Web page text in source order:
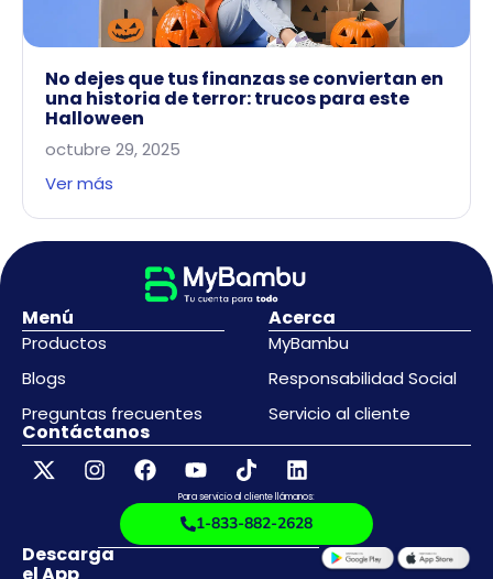
No dejes que tus finanzas se conviertan en
una historia de terror: trucos para este
Halloween
octubre 29, 2025
Ver más
Menú
Productos
Blogs
Preguntas frecuentes
Acerca
MyBambu
Responsabilidad Social
Servicio al cliente
Contáctanos
Para servicio al cliente llámanos:
1-833-882-2628
Descarga
el App